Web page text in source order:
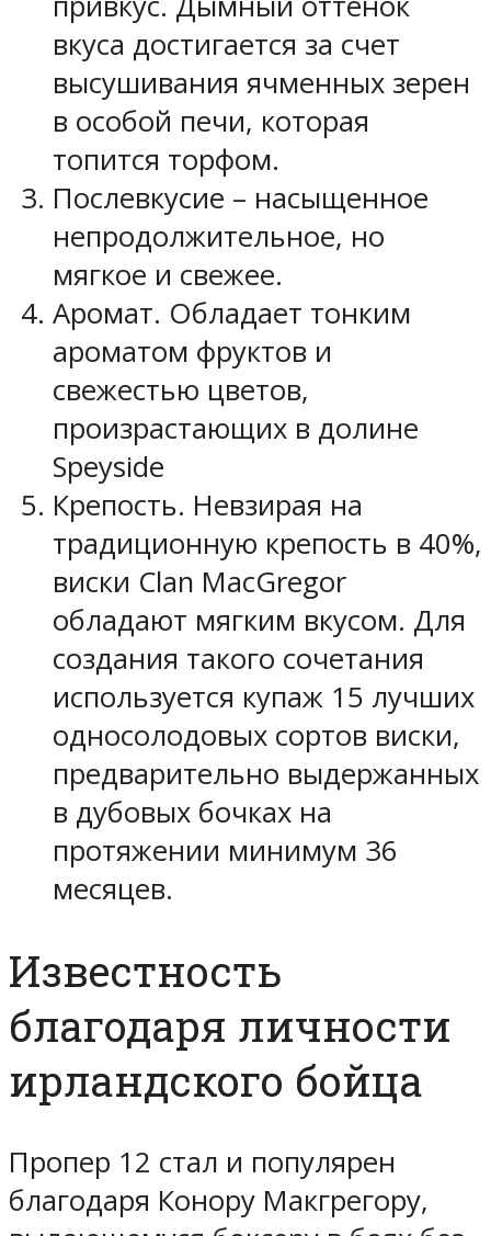
вкуса достигается за счет
высушивания ячменных зерен
в особой печи, которая
топится торфом.
Послевкусие – насыщенное
непродолжительное, но
мягкое и свежее.
Аромат. Обладает тонким
ароматом фруктов и
свежестью цветов,
произрастающих в долине
Speyside
Крепость. Невзирая на
традиционную крепость в 40%,
виски Clan MacGregor
обладают мягким вкусом. Для
создания такого сочетания
используется купаж 15 лучших
односолодовых сортов виски,
предварительно выдержанных
в дубовых бочках на
протяжении минимум 36
месяцев.
Известность
благодаря личности
ирландского бойца
Пропер 12 стал и популярен
благодаря Конору Макгрегору,